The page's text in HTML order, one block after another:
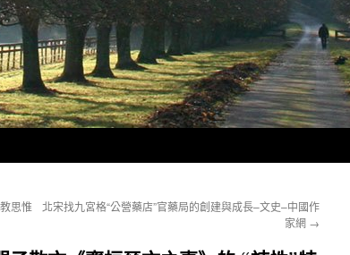
思惟
北宋找九宮格“公營藥店”官藥局的創建與成長–文史–中國作
家網 →